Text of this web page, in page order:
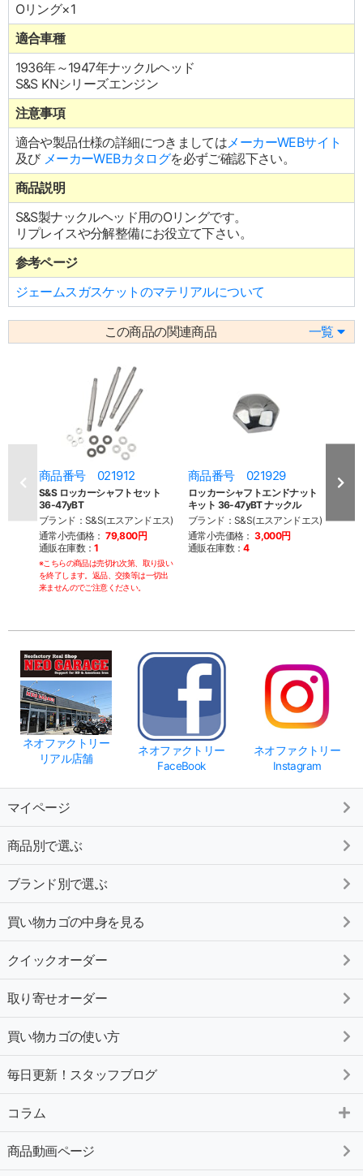
Oリング×1
適合車種
1936年～1947年ナックルヘッド
S&S KNシリーズエンジン
注意事項
適合や製品仕様の詳細につきましてはメーカーWEBサイト
及び メーカーWEBカタログを必ずご確認下さい。
商品説明
S&S製ナックルヘッド用のOリングです。
リプレイスや分解整備にお役立て下さい。
参考ページ
ジェームスガスケットのマテリアルについて
この商品の関連商品 一覧
商品番号 021912
S&S ロッカーシャフトセット
36-47yBT
ブランド：S&S(エスアンドエス)
通常小売価格： 79,800円
通販在庫数：1
※こちらの商品は売切れ次第、取り扱い
を終了します。返品、交換等は一切出
来ませんのでご注意ください。
商品番号 021929
ロッカーシャフトエンドナット
キット 36-47yBT ナックル
ブランド：S&S(エスアンドエス)
通常小売価格： 3,000円
通販在庫数：4
商
ネオファクトリー
リアル店舗
ネオファクトリー
FaceBook
ネオファクトリー
Instagram
マイページ
商品別で選ぶ
ブランド別で選ぶ
買い物カゴの中身を見る
クイックオーダー
取り寄せオーダー
買い物カゴの使い方
毎日更新！スタッフブログ
コラム
商品動画ページ